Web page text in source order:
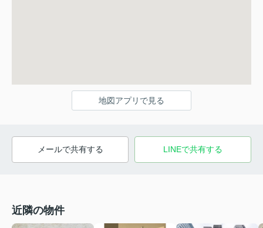
地図アプリで見る
メールで共有する LINEで共有する
近隣の物件